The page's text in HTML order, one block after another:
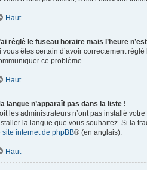
Haut
réglé le fuseau horaire mais l’heure
vous êtes certain d’avoir correctement
ce problème.
Haut
langue n’apparaît pas dans la liste !
les administrateurs n’ont pas installé
la langue que vous souhaitez. Si la
site internet de phpBB® (en anglais).
Haut